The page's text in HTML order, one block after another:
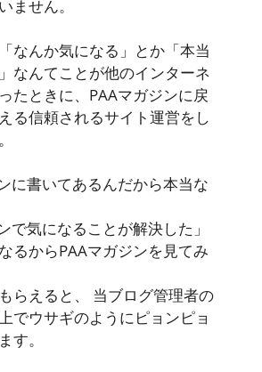
ません。
なんか気になる」とか「本当
なんてことが他のインターネ
たときに、PAAマガジンに戻
る信頼されるサイト運営をし
に書いてあるんだから本当な
で気になることが解決した」
るからPAAマガジンを見てみ
らえると、 当ブログ管理者の
でウサギのようにピョンピョ
す。